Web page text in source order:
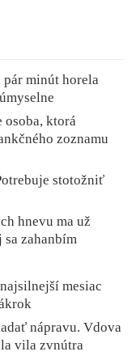
minút horela
osoba, ktorá
zoznamu
stotožniť
hnevu ma už
zahanbím
mesiac
nápravu. Vdova
vila zvnútra